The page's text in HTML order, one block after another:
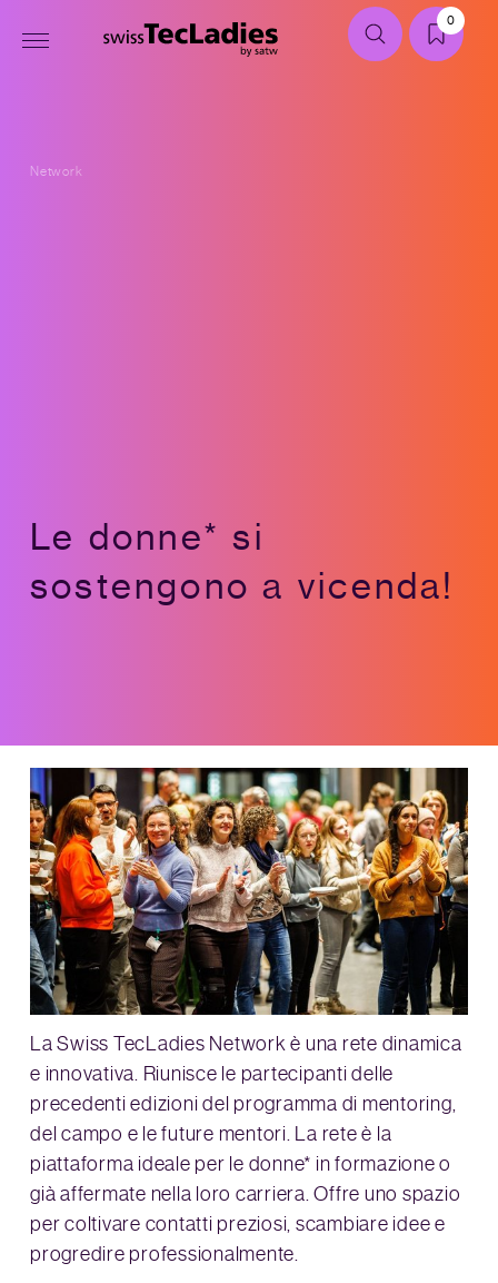
0
Network
Le donne* si
sostengono a vicenda!
La Swiss TecLadies Network è una rete dinamica
e innovativa. Riunisce le partecipanti delle
precedenti edizioni del programma di mentoring,
del campo e le future mentori. La rete è la
piattaforma ideale per le donne* in formazione o
già affermate nella loro carriera. Offre uno spazio
per coltivare contatti preziosi, scambiare idee e
progredire professionalmente.